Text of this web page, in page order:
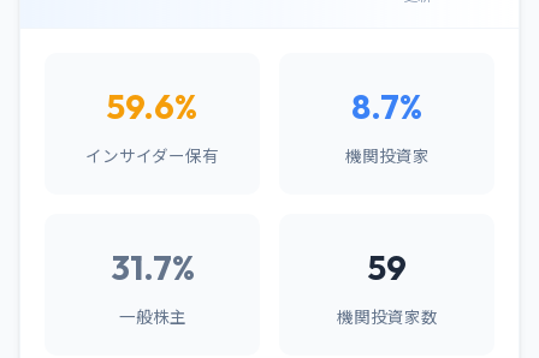
59.6%
インサイダー保有
8.7%
機関投資家
31.7%
一般株主
59
機関投資家数